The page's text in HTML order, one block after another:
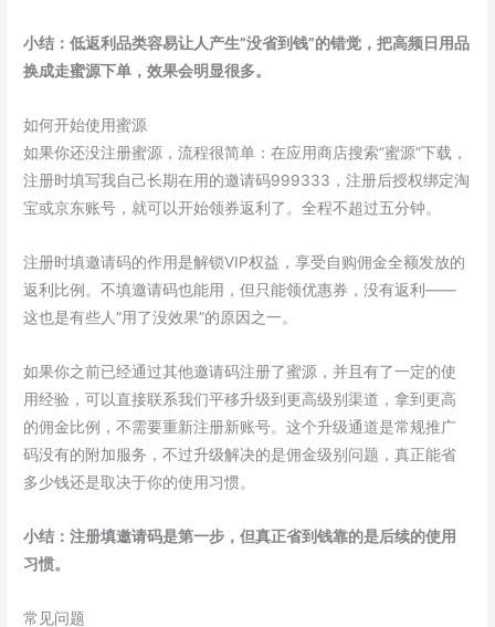
小结：低返利品类容易让人产生”没省到钱”的错觉，把高频日用品
换成走蜜源下单，效果会明显很多。
如何开始使用蜜源
如果你还没注册蜜源，流程很简单：在应用商店搜索”蜜源”下载，
注册时填写我自己长期在用的邀请码999333，注册后授权绑定淘
宝或京东账号，就可以开始领券返利了。全程不超过五分钟。
注册时填邀请码的作用是解锁VIP权益，享受自购佣金全额发放的
返利比例。不填邀请码也能用，但只能领优惠券，没有返利——
这也是有些人”用了没效果”的原因之一。
如果你之前已经通过其他邀请码注册了蜜源，并且有了一定的使
用经验，可以直接联系我们平移升级到更高级别渠道，拿到更高
的佣金比例，不需要重新注册新账号。这个升级通道是常规推广
码没有的附加服务，不过升级解决的是佣金级别问题，真正能省
多少钱还是取决于你的使用习惯。
小结：注册填邀请码是第一步，但真正省到钱靠的是后续的使用
习惯。
常见问题